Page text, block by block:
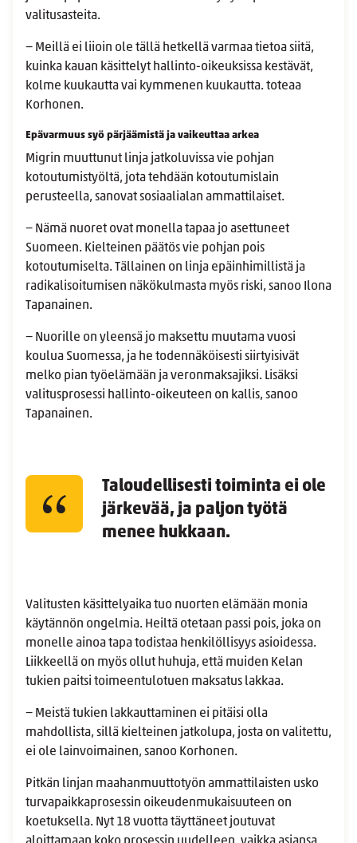
valitusasteita.
− Meillä ei liioin ole tällä hetkellä varmaa tietoa siitä,
kuinka kauan käsittelyt hallinto-oikeuksissa kestävät,
kolme kuukautta vai kymmenen kuukautta. toteaa
Korhonen.
Epävarmuus syö pärjäämistä ja vaikeuttaa arkea
Migrin muuttunut linja jatkoluvissa vie pohjan
kotoutumistyöltä, jota tehdään kotoutumislain
perusteella, sanovat sosiaalialan ammattilaiset.
− Nämä nuoret ovat monella tapaa jo asettuneet
Suomeen. Kielteinen päätös vie pohjan pois
kotoutumiselta. Tällainen on linja epäinhimillistä ja
radikalisoitumisen näkökulmasta myös riski, sanoo Ilona
Tapanainen.
− Nuorille on yleensä jo maksettu muutama vuosi
koulua Suomessa, ja he todennäköisesti siirtyisivät
melko pian työelämään ja veronmaksajiksi. Lisäksi
valitusprosessi hallinto-oikeuteen on kallis, sanoo
Tapanainen.
Taloudellisesti toiminta ei ole
järkevää, ja paljon työtä
menee hukkaan.
Valitusten käsittelyaika tuo nuorten elämään monia
käytännön ongelmia. Heiltä otetaan passi pois, joka on
monelle ainoa tapa todistaa henkilöllisyys asioidessa.
Liikkeellä on myös ollut huhuja, että muiden Kelan
tukien paitsi toimeentulotuen maksatus lakkaa.
− Meistä tukien lakkauttaminen ei pitäisi olla
mahdollista, sillä kielteinen jatkolupa, josta on valitettu,
ei ole lainvoimainen, sanoo Korhonen.
Pitkän linjan maahanmuuttotyön ammattilaisten usko
turvapaikkaprosessin oikeudenmukaisuuteen on
koetuksella. Nyt 18 vuotta täyttäneet joutuvat